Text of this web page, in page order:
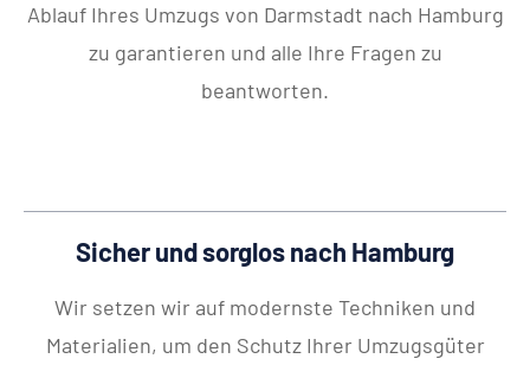
Ablauf Ihres Umzugs von Darmstadt nach Hamburg
zu garantieren und alle Ihre Fragen zu
beantworten.
Sicher und sorglos nach Hamburg
Wir setzen wir auf modernste Techniken und
Materialien, um den Schutz Ihrer Umzugsgüter